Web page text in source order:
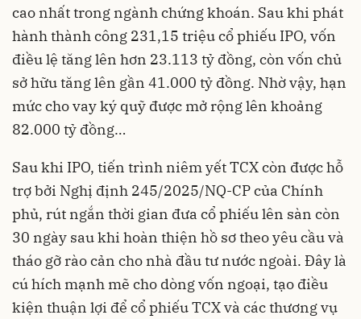
cao nhất trong ngành chứng khoán. Sau khi phát
hành thành công 231,15 triệu cổ phiếu IPO, vốn
điều lệ tăng lên hơn 23.113 tỷ đồng, còn vốn chủ
sở hữu tăng lên gần 41.000 tỷ đồng. Nhờ vậy, hạn
mức cho vay ký quỹ được mở rộng lên khoảng
82.000 tỷ đồng…
Sau khi IPO, tiến trình niêm yết TCX còn được hỗ
trợ bởi Nghị định 245/2025/NQ-CP của Chính
phủ, rút ngắn thời gian đưa cổ phiếu lên sàn còn
30 ngày sau khi hoàn thiện hồ sơ theo yêu cầu và
tháo gỡ rào cản cho nhà đầu tư nước ngoài. Đây là
cú hích mạnh mẽ cho dòng vốn ngoại, tạo điều
kiện thuận lợi để cổ phiếu TCX và các thương vụ